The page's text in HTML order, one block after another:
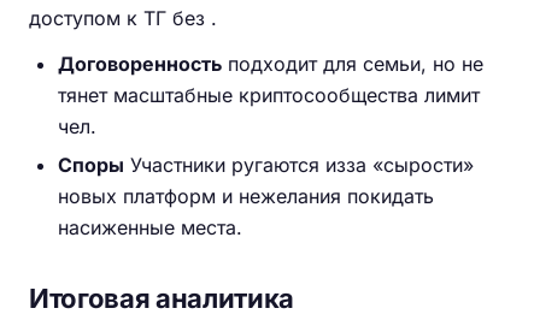
доступом к ТГ без .
Договоренность подходит для семьи, но не
тянет масштабные криптосообщества лимит
чел.
Споры Участники ругаются изза «сырости»
новых платформ и нежелания покидать
насиженные места.
Итоговая аналитика